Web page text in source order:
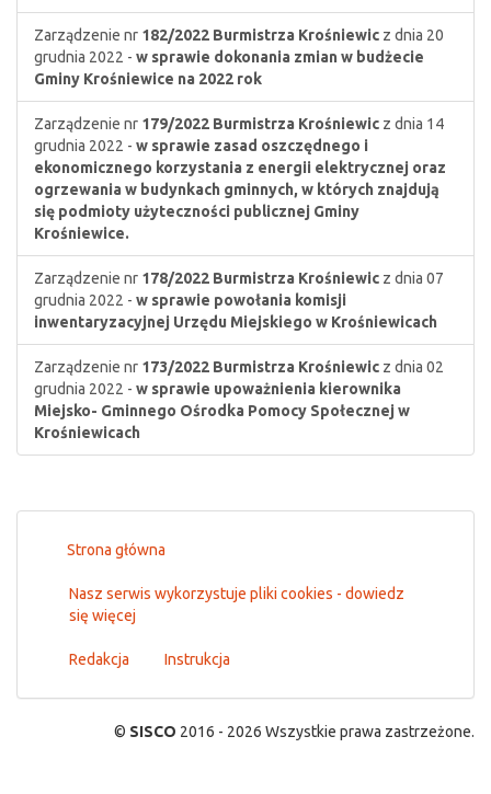
Zarządzenie nr 182/2022 Burmistrza Krośniewic z dnia 20
grudnia 2022 - w sprawie dokonania zmian w budżecie
Gminy Krośniewice na 2022 rok
Zarządzenie nr 179/2022 Burmistrza Krośniewic z dnia 14
grudnia 2022 - w sprawie zasad oszczędnego i
ekonomicznego korzystania z energii elektrycznej oraz
ogrzewania w budynkach gminnych, w których znajdują
się podmioty użyteczności publicznej Gminy
Krośniewice.
Zarządzenie nr 178/2022 Burmistrza Krośniewic z dnia 07
grudnia 2022 - w sprawie powołania komisji
inwentaryzacyjnej Urzędu Miejskiego w Krośniewicach
Zarządzenie nr 173/2022 Burmistrza Krośniewic z dnia 02
grudnia 2022 - w sprawie upoważnienia kierownika
Miejsko- Gminnego Ośrodka Pomocy Społecznej w
Krośniewicach
Strona główna
Nasz serwis wykorzystuje pliki cookies - dowiedz
się więcej
Redakcja Instrukcja
© SISCO 2016 - 2026 Wszystkie prawa zastrzeżone.